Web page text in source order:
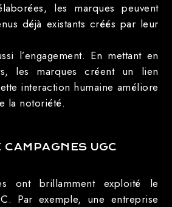
les marques peuvent
déjà existants créés par leur
l’engagement. En mettant en
les marques créent un lien
interaction humaine améliore
la notoriété.
CAMPAGNES UGC
ont brillamment exploité le
Par exemple, une entreprise